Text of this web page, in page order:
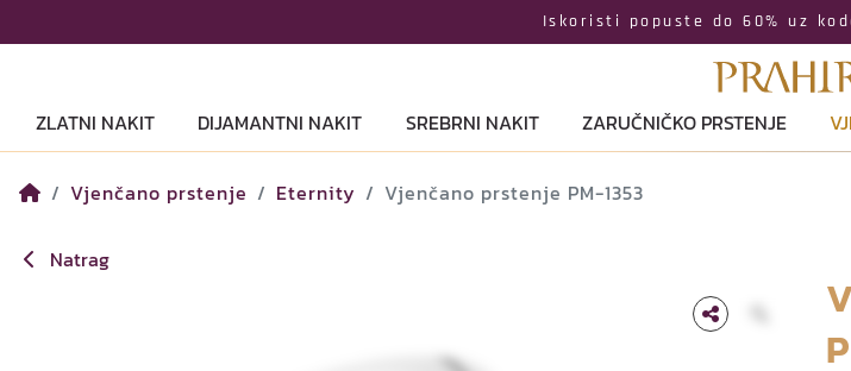
Iskoristi popuste do 60% uz
ZLATNI NAKIT
DIJAMANTNI NAKIT SREBRNI NAKIT ZARUČNIČKO PRSTENJE
Vjenčano prstenje Eternity Vjenčano prstenje PM-1353
Natrag